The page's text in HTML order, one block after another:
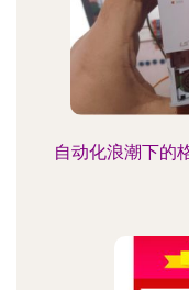
自动化浪潮下的